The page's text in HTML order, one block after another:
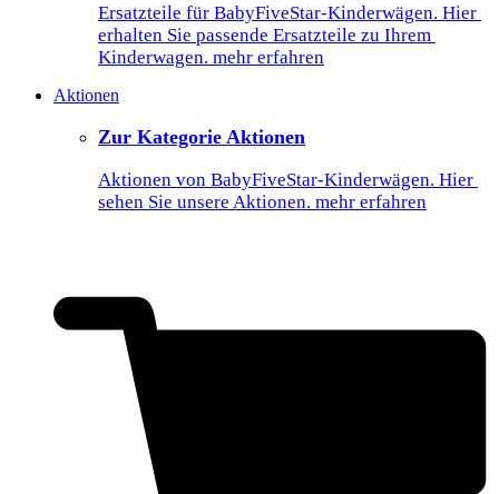
Ersatzteile für BabyFiveStar-Kinderwägen. Hier
erhalten Sie passende Ersatzteile zu Ihrem
Kinderwagen. mehr erfahren
Aktionen
Zur Kategorie Aktionen
Aktionen von BabyFiveStar-Kinderwägen. Hier
sehen Sie unsere Aktionen. mehr erfahren